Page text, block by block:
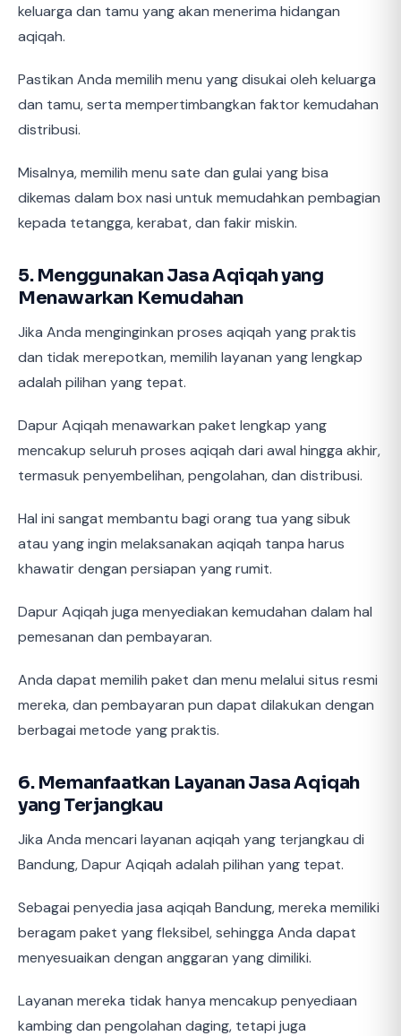
keluarga dan tamu yang akan menerima hidangan
aqiqah.
Pastikan Anda memilih menu yang disukai oleh keluarga
dan tamu, serta mempertimbangkan faktor kemudahan
distribusi.
Misalnya, memilih menu sate dan gulai yang bisa
dikemas dalam box nasi untuk memudahkan pembagian
kepada tetangga, kerabat, dan fakir miskin.
5. Menggunakan Jasa Aqiqah yang
Menawarkan Kemudahan
Jika Anda menginginkan proses aqiqah yang praktis
dan tidak merepotkan, memilih layanan yang lengkap
adalah pilihan yang tepat.
Dapur Aqiqah menawarkan paket lengkap yang
mencakup seluruh proses aqiqah dari awal hingga akhir,
termasuk penyembelihan, pengolahan, dan distribusi.
Hal ini sangat membantu bagi orang tua yang sibuk
atau yang ingin melaksanakan aqiqah tanpa harus
khawatir dengan persiapan yang rumit.
Dapur Aqiqah juga menyediakan kemudahan dalam hal
pemesanan dan pembayaran.
Anda dapat memilih paket dan menu melalui situs resmi
mereka, dan pembayaran pun dapat dilakukan dengan
berbagai metode yang praktis.
6. Memanfaatkan Layanan Jasa Aqiqah
yang Terjangkau
Jika Anda mencari layanan aqiqah yang terjangkau di
Bandung, Dapur Aqiqah adalah pilihan yang tepat.
Sebagai penyedia jasa aqiqah Bandung, mereka memiliki
beragam paket yang fleksibel, sehingga Anda dapat
menyesuaikan dengan anggaran yang dimiliki.
Layanan mereka tidak hanya mencakup penyediaan
kambing dan pengolahan daging, tetapi juga